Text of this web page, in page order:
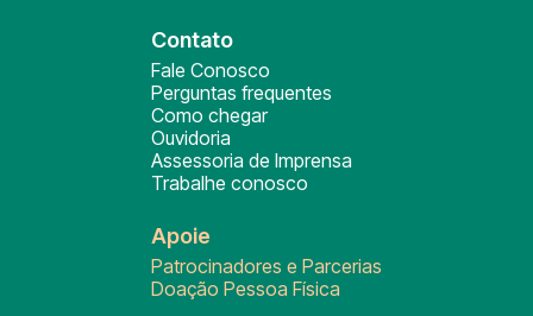
Contato
Fale Conosco
Perguntas frequentes
Como chegar
Ouvidoria
Assessoria de Imprensa
Trabalhe conosco
Apoie
Patrocinadores e Parcerias
Doação Pessoa Física